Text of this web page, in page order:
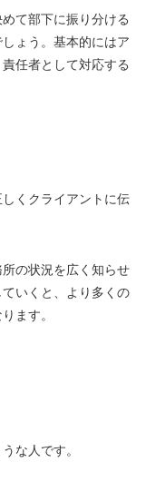
て部下に振り分ける
ょう。基本的にはア
任者として対応する
くクライアントに伝
の状況を広く知らせ
いくと、より多くの
ます。
な人です。